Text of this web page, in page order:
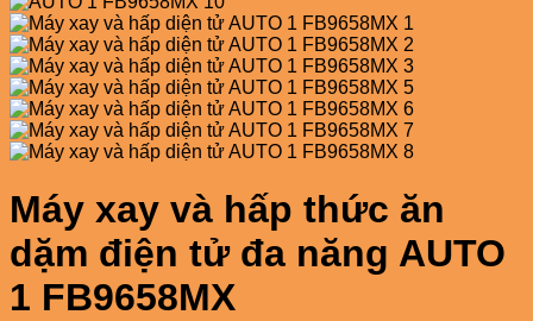
Máy xay và hấp thức ăn
dặm điện tử đa năng AUTO
1 FB9658MX